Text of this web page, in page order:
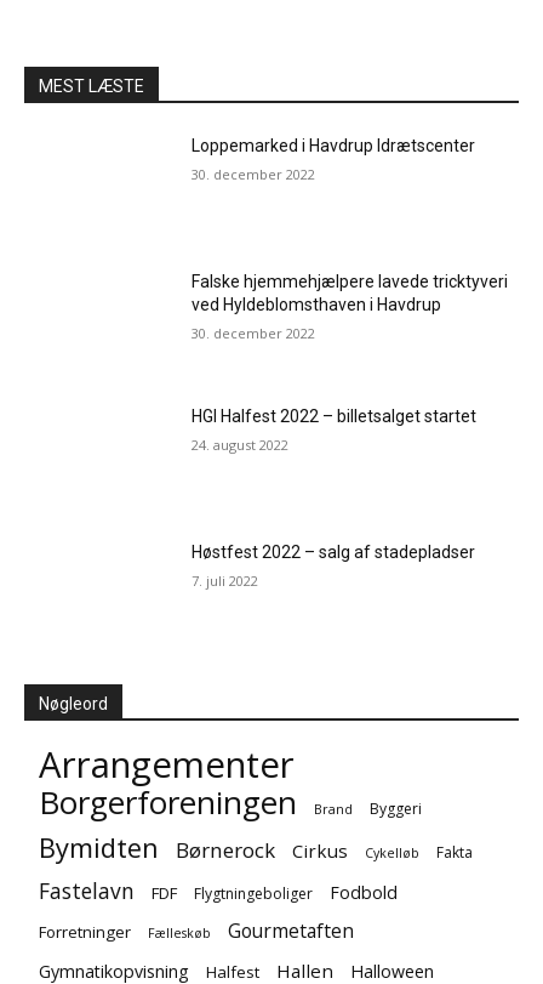
MEST LÆSTE
Loppemarked i Havdrup Idrætscenter
30. december 2022
Falske hjemmehjælpere lavede tricktyveri
ved Hyldeblomsthaven i Havdrup
30. december 2022
HGI Halfest 2022 – billetsalget startet
24. august 2022
Høstfest 2022 – salg af stadepladser
7. juli 2022
Nøgleord
Arrangementer
Borgerforeningen Brand Byggeri
Bymidten Børnerock Cirkus Cykelløb Fakta
Fastelavn FDF Flygtningeboliger Fodbold
Forretninger Fælleskøb Gourmetaften
Gymnatikopvisning Halfest Hallen Halloween